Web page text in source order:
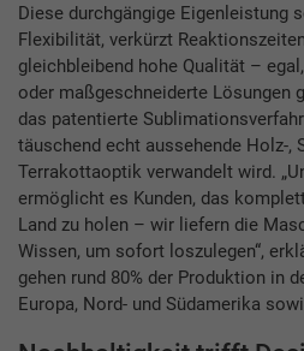
Diese durchgängige Eigenleistung
Flexibilität, verkürzt
gleichbleibend hohe Qualität –
oder maßgeschneiderte Lösungen
das patentierte
täuschend echt aussehende ­Holz-,
Terrakottaoptik verwandelt wird.
ermöglicht es Kunden, das
Land zu holen – wir liefern die
Wissen, um sofort loszulegen“,
gehen rund 80% der Produktion in
Europa, Nord- und Südamerika